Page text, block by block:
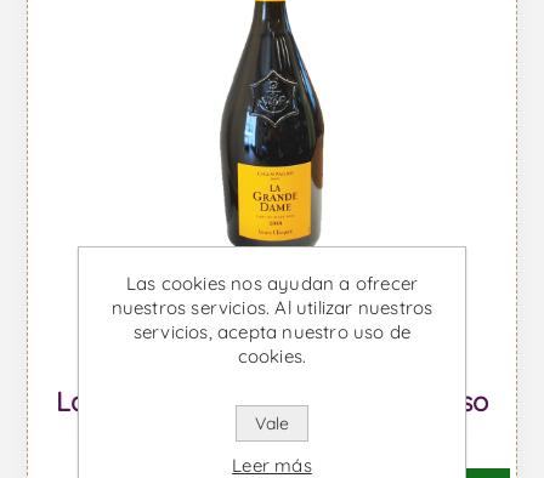
La Grande Dame - Vino Espumoso
Desde €226,25 IVA incl.
Las cookies nos ayudan a ofrecer
nuestros servicios. Al utilizar nuestros
servicios, acepta nuestro uso de
cookies.
Vale
Leer más